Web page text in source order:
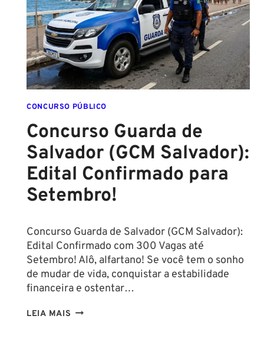
FORMADO
EM
DIREITO
CONCURSO PÚBLICO
Concurso Guarda de
Salvador (GCM Salvador):
Edital Confirmado para
Setembro!
Concurso Guarda de Salvador (GCM Salvador):
Edital Confirmado com 300 Vagas até
Setembro! Alô, alfartano! Se você tem o sonho
de mudar de vida, conquistar a estabilidade
financeira e ostentar…
LEIA MAIS CONCURSO